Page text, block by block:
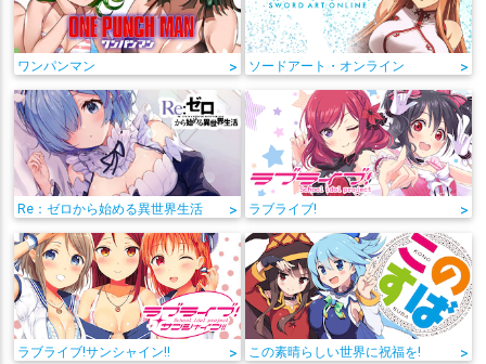
ワンパンマン > ソードアート・オンライン >
Re：ゼロから始める異世界生活 > ラブライブ! >
ラブライブ!サンシャイン!! > この素晴らしい世界に祝福を! >